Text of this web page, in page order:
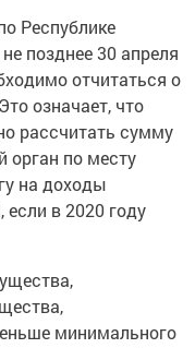
Республике
позднее 30 апреля
отчитаться о
означает, что
рассчитать сумму
орган по месту
на доходы
в 2020 году
минимального